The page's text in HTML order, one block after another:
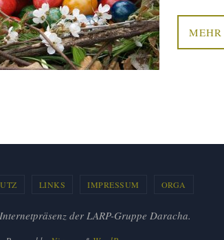
LINKS IMPRESSUM ORGA
der LARP-Gruppe Daracha.